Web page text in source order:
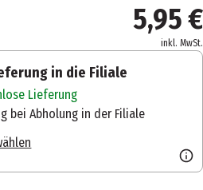
5,95 €
inkl. MwSt.
in die Filiale
Lieferung
bei Abholung in der Filiale